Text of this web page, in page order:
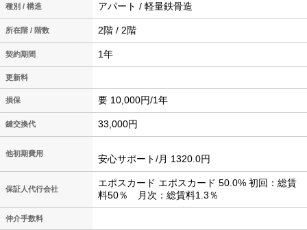
種別 / 構造 アパート / 軽量鉄骨造
所在階 / 階数 2階 / 2階
契約期間 1年
更新料
損保 要 10,000円/1年
鍵交換代 33,000円
他初期費用 安心サポート/月 1320.0円
保証人代行会社
エポスカード エポスカード 50.0% 初回：総賃
料50％ 月次：総賃料1.3％
仲介手数料